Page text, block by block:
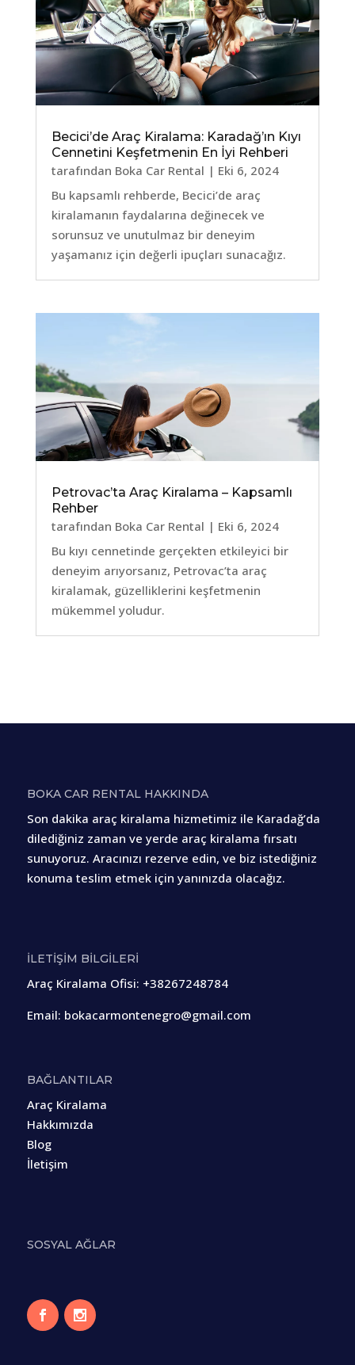
Becici’de Araç Kiralama: Karadağ’ın Kıyı
Cennetini Keşfetmenin En İyi Rehberi
tarafından Boka Car Rental | Eki 6, 2024
Bu kapsamlı rehberde, Becici’de araç
kiralamanın faydalarına değinecek ve
sorunsuz ve unutulmaz bir deneyim
yaşamanız için değerli ipuçları sunacağız.
Petrovac’ta Araç Kiralama – Kapsamlı
Rehber
tarafından Boka Car Rental | Eki 6, 2024
Bu kıyı cennetinde gerçekten etkileyici bir
deneyim arıyorsanız, Petrovac’ta araç
kiralamak, güzelliklerini keşfetmenin
mükemmel yoludur.
BOKA CAR RENTAL HAKKINDA
Son dakika araç kiralama hizmetimiz ile Karadağ’da
dilediğiniz zaman ve yerde araç kiralama fırsatı
sunuyoruz. Aracınızı rezerve edin, ve biz istediğiniz
konuma teslim etmek için yanınızda olacağız.
İLETİŞİM BİLGİLERİ
Araç Kiralama Ofisi: +38267248784
Email: bokacarmontenegro@gmail.com
BAĞLANTILAR
Araç Kiralama
Hakkımızda
Blog
İletişim
SOSYAL AĞLAR